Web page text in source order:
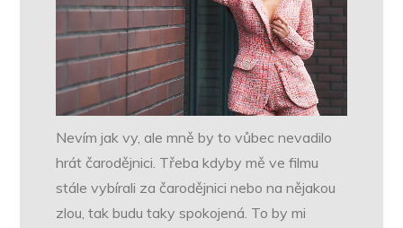
Nevím jak vy, ale mně by to vůbec nevadilo
hrát čarodějnici. Třeba kdyby mě ve filmu
stále vybírali za čarodějnici nebo na nějakou
zlou, tak budu taky spokojená. To by mi